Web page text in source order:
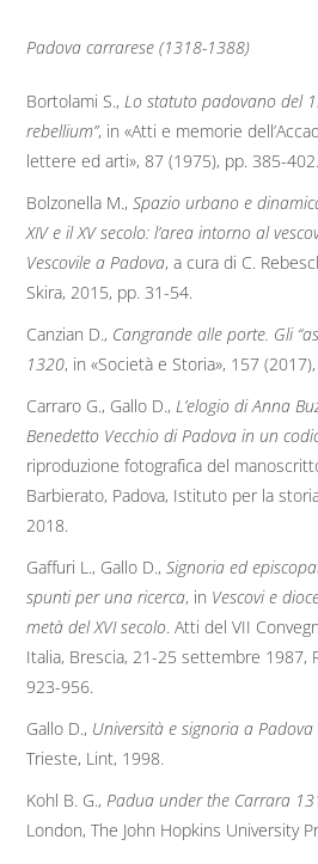
Padova carrarese (1318-1388)
Bortolami S., Lo statuto padovano del
rebellium”, in «Atti e memorie
lettere ed arti», 87 (1975), pp. 385-402.
Bolzonella M., Spazio urbano e
XIV e il XV secolo: l’area intorno al
Vescovile a Padova, a cura di C.
Skira, 2015, pp. 31-54.
Canzian D., Cangrande alle porte. Gli
1320, in «Società e Storia», 157
Carraro G., Gallo D., L’elogio di Anna
Benedetto Vecchio di Padova in un
riproduzione fotografica del
Barbierato, Padova, Istituto per la
2018.
Gaffuri L., Gallo D., Signoria ed
spunti per una ricerca, in Vescovi e
metà del XVI secolo. Atti del VII
Italia, Brescia, 21-25 settembre 1987,
923-956.
Gallo D., Università e signoria a Padova
Trieste, Lint, 1998.
Kohl B. G., Padua under the Carrara
London, The John Hopkins University